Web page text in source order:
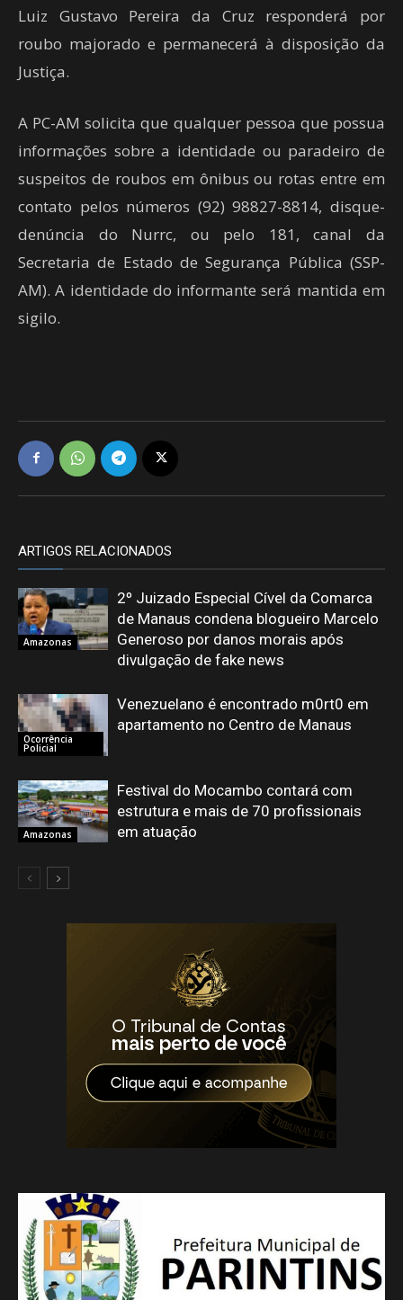
Luiz Gustavo Pereira da Cruz responderá por
roubo majorado e permanecerá à disposição da
Justiça.
A PC-AM solicita que qualquer pessoa que possua
informações sobre a identidade ou paradeiro de
suspeitos de roubos em ônibus ou rotas entre em
contato pelos números (92) 98827-8814, disque-
denúncia do Nurrc, ou pelo 181, canal da
Secretaria de Estado de Segurança Pública (SSP-
AM). A identidade do informante será mantida em
sigilo.
ARTIGOS RELACIONADOS
Amazonas
2º Juizado Especial Cível da Comarca
de Manaus condena blogueiro Marcelo
Generoso por danos morais após
divulgação de fake news
Ocorrência
Policial
Venezuelano é encontrado m0rt0 em
apartamento no Centro de Manaus
Amazonas
Festival do Mocambo contará com
estrutura e mais de 70 profissionais
em atuação